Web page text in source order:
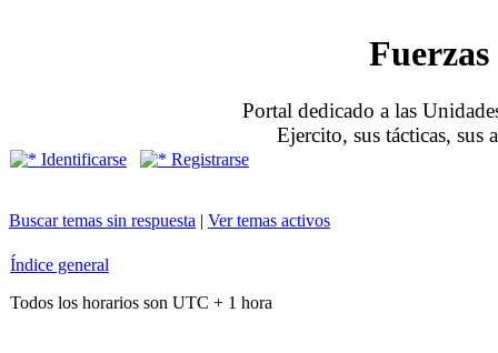
Portal dedicado a las
Ejercito, sus tácticas, sus
Identificarse Registrarse
Buscar temas sin respuesta | Ver temas activos
Índice general
Todos los horarios son UTC + 1 hora